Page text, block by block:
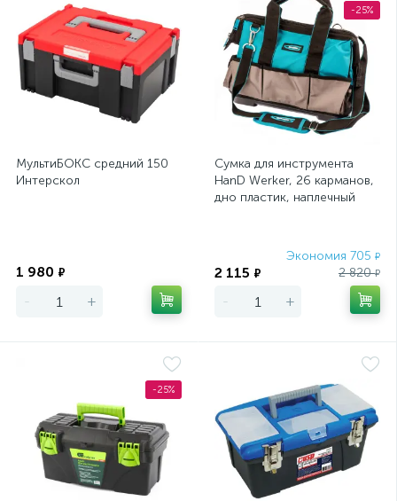
МультиБОКС средний 150
Интерскол
1 980 ₽
- +
-25%
Сумка для инструмента
HanD Werker, 26 карманов,
дно пластик, наплечный
Экономия 705 ₽
2 115 ₽ 2 820₽
- +
-25%